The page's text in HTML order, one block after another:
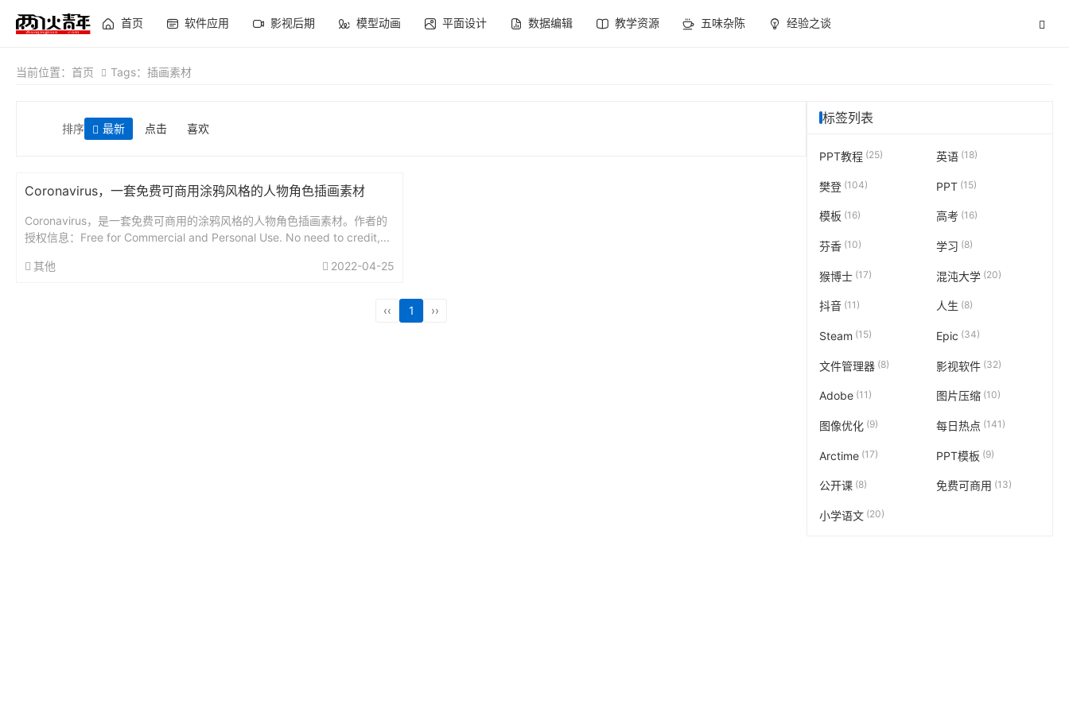
首页 软件应用 影视后期 模型动画 平面设计 数据编辑 教学资源 五味杂陈 经验之谈
当前位置： 首页 Tags：插画素材
排序 最新 点击 喜欢
Coronavirus，​一套免费可商用涂鸦风格的人物角色插画素材
Coronavirus，是一套免费可商用的涂鸦风格的人物角色插画素材。作者的
授权信息：Free for Commercial and Personal Use. No need to credit,...
其他 2022-04-25
‹‹ 1 ››
标签列表
PPT教程 (25) 英语(18)
樊登 (104) PPT(15)
模板 (16) 高考(16)
芬香 (10) 学习 (8)
猴博士 (17) 混沌大学 (20)
抖音 (11) 人生 (8)
Steam (15) Epic (34)
文件管理器 (8) 影视软件(32)
Adobe (11) 图片压缩(10)
图像优化 (9) 每日热点 (141)
Arctime (17) PPT模板 (9)
公开课 (8) 免费可商用 (13)
小学语文 (20)